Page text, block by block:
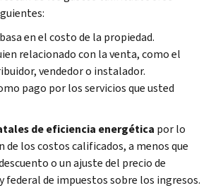
en el costo de la propiedad.
relacionado con la venta, como el
vendedor o instalador.
pago por los servicios que usted
de eficiencia energética por lo
de los costos calificados, a menos que
o un ajuste del precio de
federal de impuestos sobre los ingresos.